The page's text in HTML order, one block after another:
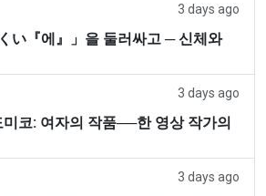
3 days ago
い『에』」을 둘러싸고 ─ 신체와
3 days ago
코: 여자의 작품──한 영상 작가의
3 days ago